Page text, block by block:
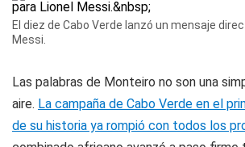
El diez de Cabo Verde lanzó un mensaje
Messi.
Las palabras de Monteiro no son una
aire. La campaña de Cabo Verde en el
de su historia ya rompió con todos los